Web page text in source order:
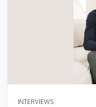
INTERVIEWS